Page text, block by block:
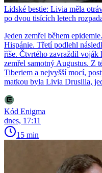
Lidské bestie: Livia měla
po dvou tisících letech
Jeden zemřel během
Hispánie. Třetí podlehl
říše. Čtvrtého zavraždil voják
zemřel samotný Augustus. Z
Tiberiem a nejvyšší mocí,
matkou byla Livia Drusilla,
Kód Enigma
dnes, 17:11
15 min